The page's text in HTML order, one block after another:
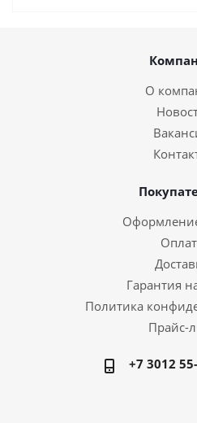
О
Гарантия
Политика
Прайс-
+7 3012